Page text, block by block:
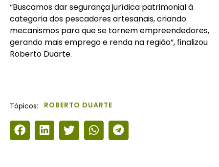
“Buscamos dar segurança jurídica patrimonial à
categoria dos pescadores artesanais, criando
mecanismos para que se tornem empreendedores,
gerando mais emprego e renda na região”, finalizou
Roberto Duarte.
Tópicos: ROBERTO DUARTE